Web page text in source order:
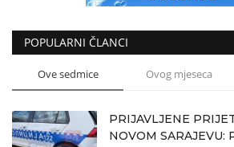
POPULARNI ČLANCI
Ove sedmice Ovog mjeseca
PRIJAVLJENE
NOVOM SARAJEVU: